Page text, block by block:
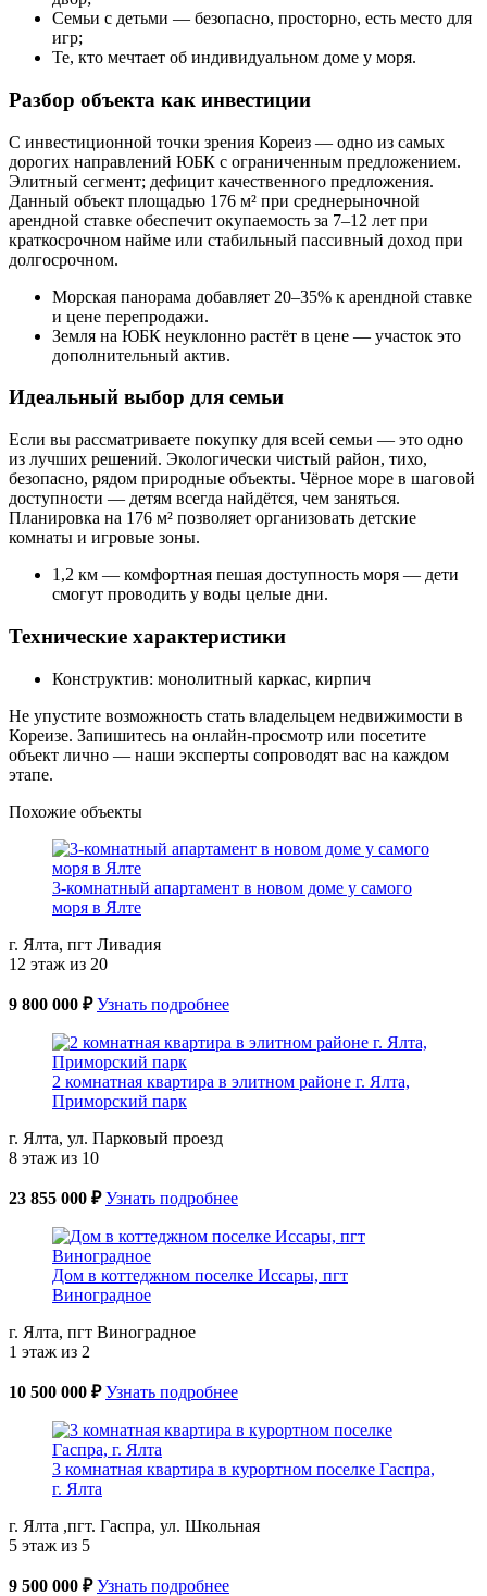
Семьи с детьми — безопасно, просторно, есть место для
игр;
Те, кто мечтает об индивидуальном доме у моря.
Разбор объекта как инвестиции
С инвестиционной точки зрения Кореиз — одно из самых
дорогих направлений ЮБК с ограниченным предложением.
Элитный сегмент; дефицит качественного предложения.
Данный объект площадью 176 м² при среднерыночной
арендной ставке обеспечит окупаемость за 7–12 лет при
краткосрочном найме или стабильный пассивный доход при
долгосрочном.
Морская панорама добавляет 20–35% к арендной ставке
и цене перепродажи.
Земля на ЮБК неуклонно растёт в цене — участок это
дополнительный актив.
Идеальный выбор для семьи
Если вы рассматриваете покупку для всей семьи — это одно
из лучших решений. Экологически чистый район, тихо,
безопасно, рядом природные объекты. Чёрное море в шаговой
доступности — детям всегда найдётся, чем заняться.
Планировка на 176 м² позволяет организовать детские
комнаты и игровые зоны.
1,2 км — комфортная пешая доступность моря — дети
смогут проводить у воды целые дни.
Технические характеристики
Конструктив: монолитный каркас, кирпич
Не упустите возможность стать владельцем недвижимости в
Кореизе. Запишитесь на онлайн-просмотр или посетите
объект лично — наши эксперты сопроводят вас на каждом
этапе.
Похожие объекты
3-комнатный апартамент в новом доме у самого
моря в Ялте
г. Ялта, пгт Ливадия
12 этаж из 20
9 800 000 ₽ Узнать подробнее
2 комнатная квартира в элитном районе г. Ялта,
Приморский парк
г. Ялта, ул. Парковый проезд
8 этаж из 10
23 855 000 ₽ Узнать подробнее
Дом в коттеджном поселке Иссары, пгт
Виноградное
г. Ялта, пгт Виноградное
1 этаж из 2
10 500 000 ₽ Узнать подробнее
3 комнатная квартира в курортном поселке Гаспра,
г. Ялта
г. Ялта ,пгт. Гаспра, ул. Школьная
5 этаж из 5
9 500 000 ₽ Узнать подробнее